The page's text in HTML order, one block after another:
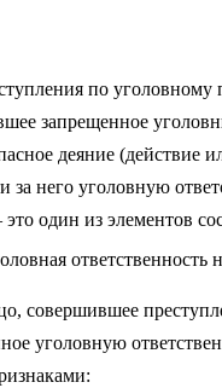
по уголовному
запрещенное
деяние (действие
за него уголовную
один из элементов
ответственность
совершившее
уголовную